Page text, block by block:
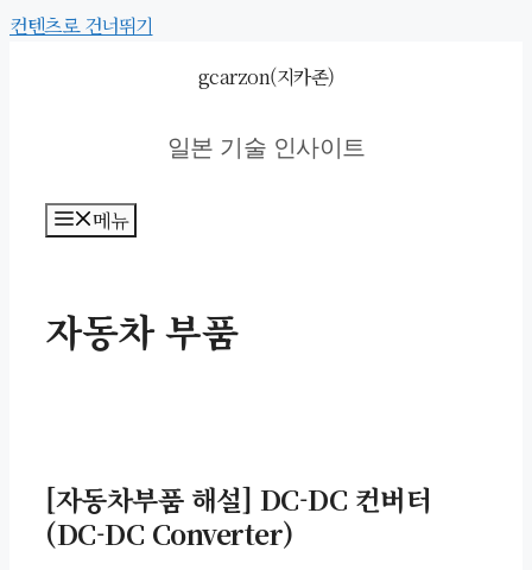
컨텐츠로 건너뛰기
gcarzon(지카존)
일본 기술 인사이트
메뉴
자동차 부품
[자동차부품 해설] DC-DC 컨버터
(DC-DC Converter)